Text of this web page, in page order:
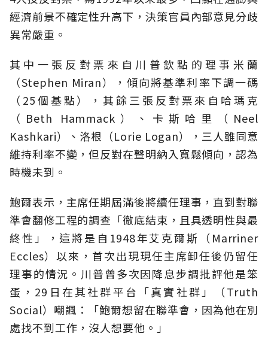
經濟前景不確定性升高下，決策官員內部意見分歧
異常嚴重。
其中一張反對票來自川普欽點的理事米蘭
（Stephen Miran），傾向將基準利率下調一碼
（25個基點），其餘三張反對票來自哈瑪克
（Beth Hammack）、卡斯哈里（Neel
Kashkari）、洛根（Lorie Logan），三人雖同意
維持利率不變，但反對在聲明納入寬鬆傾向，認為
時機未到。
鮑爾表示，主席任期屆滿後將續任理事，直到對聯
準會翻修工程的調查「徹底結束，且具透明性與最
終性」，這將是自1948年艾克爾斯（Marriner
Eccles）以來，首次出現現任主席卸任後仍留任
理事的情況。川普曾多次因降息步調批評他是笨
蛋，29日在其社群平台「真實社群」（Truth
Social）嘲諷：「鮑爾想留在聯準會，因為他在別
處找不到工作，沒人想要他。」